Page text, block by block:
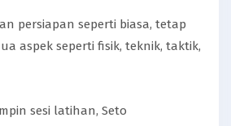
persiapan seperti biasa, tetap
aspek seperti fisik, teknik, taktik,
sesi latihan, Seto